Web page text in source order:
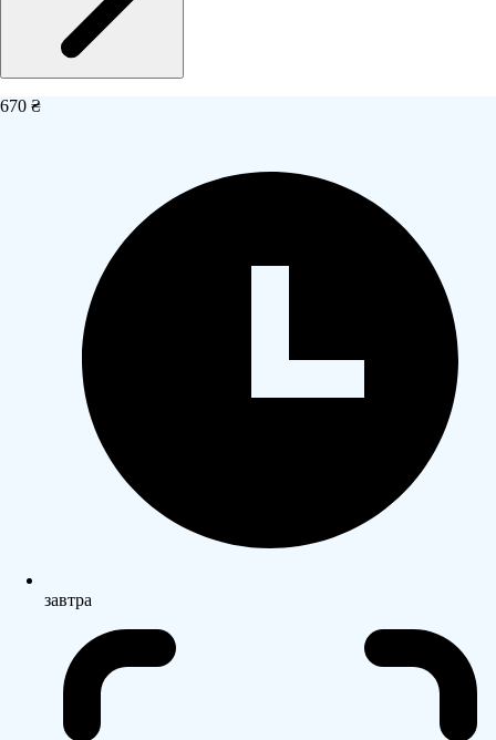
670 ₴
завтра